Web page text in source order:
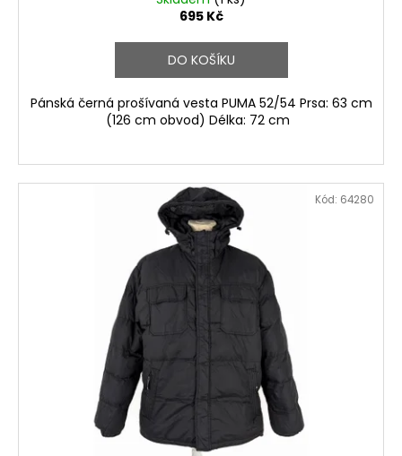
695 Kč
DO KOŠÍKU
Pánská černá prošívaná vesta PUMA 52/54 Prsa: 63 cm
(126 cm obvod) Délka: 72 cm
Kód: 64280